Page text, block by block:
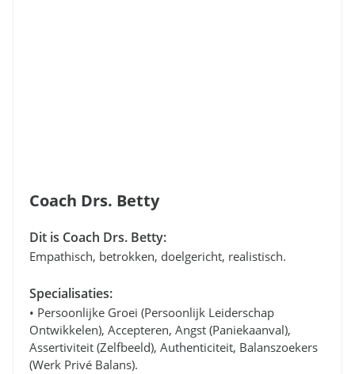
Coach Drs. Betty
Dit is Coach Drs. Betty:
Empathisch, betrokken, doelgericht, realistisch.
Specialisaties:
• Persoonlijke Groei (persoonlijk Leiderschap
Ontwikkelen), Accepteren, Angst (paniekaanval),
Assertiviteit (zelfbeeld), Authenticiteit, Balanszoekers
(werk Privé Balans).